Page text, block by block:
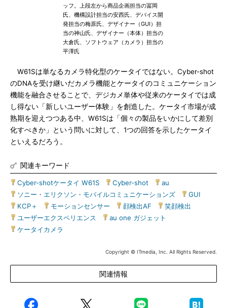
ッフ。上段左から商品企画担当の冨岡
氏、機構設計担当の安西氏、デバイス開
発担当の梅原氏、デザイナー（GUI）担
当の神山氏、デザイナー（本体）担当の
大倉氏、ソフトウェア（カメラ）担当の
平澤氏
W61Sは単なるカメラ特化型のケータイではない。Cyber-shot
のDNAを受け継いだカメラ機能とケータイのコミュニケーション
機能を融合させることで、デジカメ単体や従来のケータイでは成
し得ない「新しいユーザー体験」を創造した。ケータイ市場が成
熟期を迎えつつある中、W61Sは「個々の製品をいかにして差別
化すべきか」という問いに対して、1つの回答を示したケータイ
といえるだろう。
関連キーワード
Cyber-shotケータイ W61S Cyber-shot au
ソニー・エリクソン・モバイルコミュニケーションズ
GUI
KCP＋
モーションセンサー 顔検出AF 笑顔検出
ユーザーエクスペリエンス
au one ガジェット
ケータイカメラ
Copyright © ITmedia, Inc. All Rights Reserved.
関連情報